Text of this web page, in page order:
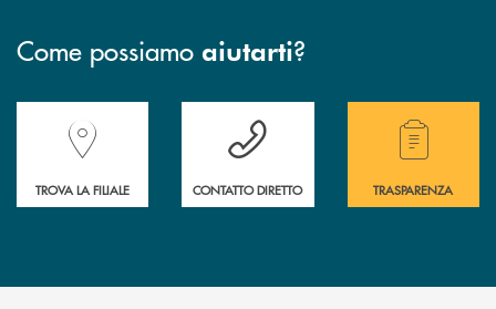
Come possiamo aiutarti?
Accedi all' elenco completo delle filiali della Banca.
TROVA LA FILIALE
Hai bisogno di assistenza immediata?
CONTATTO DIRETTO
Hai bisogno di
TRASPARENZA